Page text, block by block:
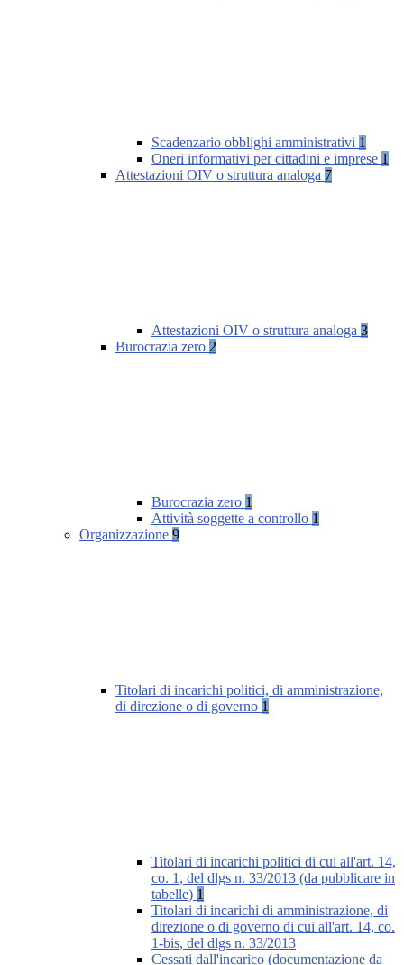
Scadenzario obblighi amministrativi 1
Oneri informativi per cittadini e imprese 1
Attestazioni OIV o struttura analoga 7
Attestazioni OIV o struttura analoga 3
Burocrazia zero 2
Burocrazia zero 1
Attività soggette a controllo 1
Organizzazione 9
Titolari di incarichi politici, di amministrazione,
di direzione o di governo 1
Titolari di incarichi politici di cui all'art. 14,
co. 1, del dlgs n. 33/2013 (da pubblicare in
tabelle) 1
Titolari di incarichi di amministrazione, di
direzione o di governo di cui all'art. 14, co.
1-bis, del dlgs n. 33/2013
Cessati dall'incarico (documentazione da